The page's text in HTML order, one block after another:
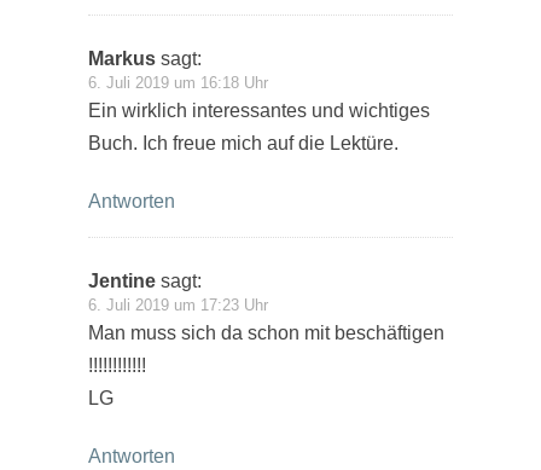
Markus sagt:
6. Juli 2019 um 16:18 Uhr
Ein wirklich interessantes und wichtiges
Buch. Ich freue mich auf die Lektüre.
Antworten
Jentine sagt:
6. Juli 2019 um 17:23 Uhr
Man muss sich da schon mit beschäftigen
!!!!!!!!!!!!
LG
Antworten